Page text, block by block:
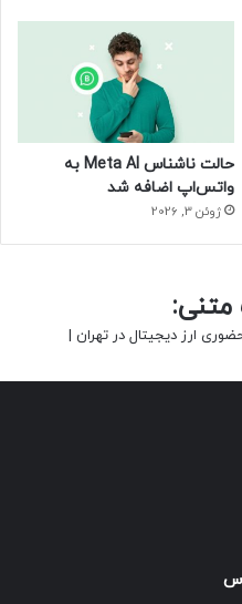
حالت ناشناس Meta AI به
واتس‌اپ اضافه شد
ژوئن 3, 2026
متنی:
ارز دیجیتال در تهران |